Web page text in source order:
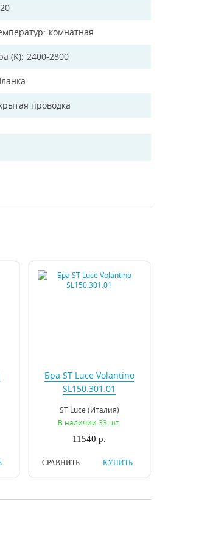
20
комнатная
(K) 2400-2800
проводка
Бра ST Luce Volantino
SL150.301.01
ST Luce (Италия)
В наличии 33 шт.
11540 р.
КУПИТЬ
СРАВНИТЬ